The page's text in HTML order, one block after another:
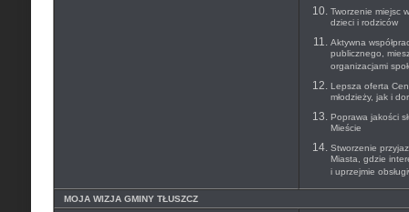
Tworzenie miejsc
dzieci i rodziców
Aktywna
publicznego,
organizacjami
Lepsza oferta
młodzieży, jak i
Poprawa jakości
Mieście
Stworzenie
Miasta, gdzie
i uprzejmie
MOJA WIZJA GMINY TŁUSZCZ